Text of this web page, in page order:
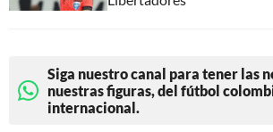
Siga nuestro canal para tener las
nuestras figuras, del fútbol
internacional.